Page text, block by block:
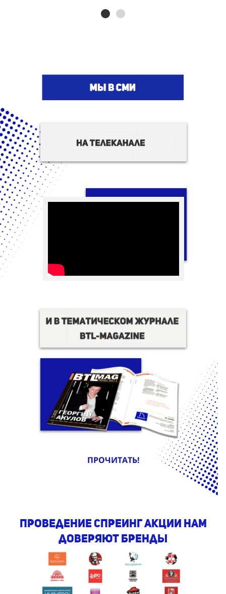
ПРОЧИТАТЬ!
проведение спреинг АКЦИи Нам
доверяют бренды